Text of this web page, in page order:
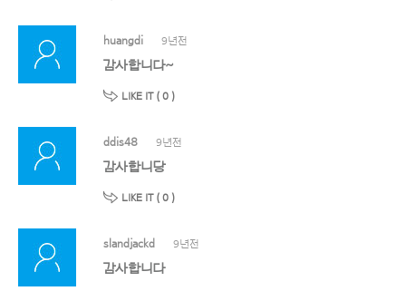
huangdi 9년전
감사합니다~
LIKE IT ( 0 )
ddis48 9년전
감사합니당
LIKE IT ( 0 )
slandjackd 9년전
감사합니다